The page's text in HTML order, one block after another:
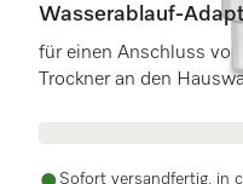
Wasserablauf-
für einen Anschluss
Trockner an den
Sofort versandfertig, in